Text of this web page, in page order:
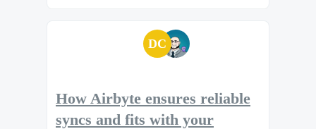
DC
How Airbyte ensures reliable
syncs and fits with your